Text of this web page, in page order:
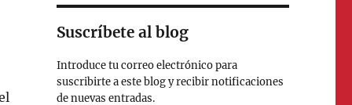
Suscríbete al blog
Introduce tu correo electrónico para
suscribirte a este blog y recibir notificaciones
de nuevas entradas.